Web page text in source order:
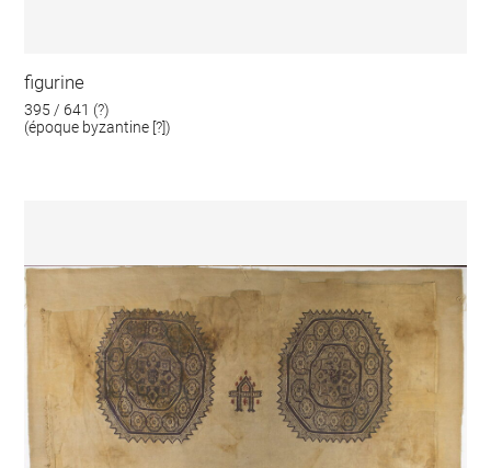
figurine
395 / 641 (?)
(époque byzantine [?])